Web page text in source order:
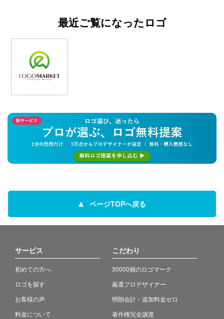
最近ご覧になったロゴ
ページTOPへ戻る
サービス
初めての方へ
ロゴを探す
お客様の声
料金について
こだわり
30000個のロゴマーク
厳選プロデザイナー
明朗会計・追加料金ゼロ
著作権完全譲渡